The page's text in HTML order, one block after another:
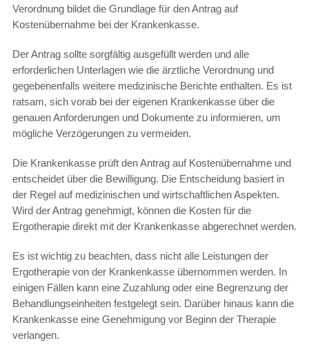
Verordnung bildet die Grundlage für den Antrag auf
Kostenübernahme bei der Krankenkasse.
Der Antrag sollte sorgfältig ausgefüllt werden und alle
erforderlichen Unterlagen wie die ärztliche Verordnung und
gegebenenfalls weitere medizinische Berichte enthalten. Es ist
ratsam, sich vorab bei der eigenen Krankenkasse über die
genauen Anforderungen und Dokumente zu informieren, um
mögliche Verzögerungen zu vermeiden.
Die Krankenkasse prüft den Antrag auf Kostenübernahme und
entscheidet über die Bewilligung. Die Entscheidung basiert in
der Regel auf medizinischen und wirtschaftlichen Aspekten.
Wird der Antrag genehmigt, können die Kosten für die
Ergotherapie direkt mit der Krankenkasse abgerechnet werden.
Es ist wichtig zu beachten, dass nicht alle Leistungen der
Ergotherapie von der Krankenkasse übernommen werden. In
einigen Fällen kann eine Zuzahlung oder eine Begrenzung der
Behandlungseinheiten festgelegt sein. Darüber hinaus kann die
Krankenkasse eine Genehmigung vor Beginn der Therapie
verlangen.